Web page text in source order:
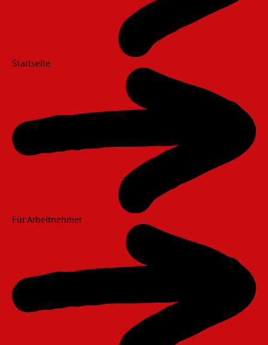
Startseite
Für Arbeitnehmer